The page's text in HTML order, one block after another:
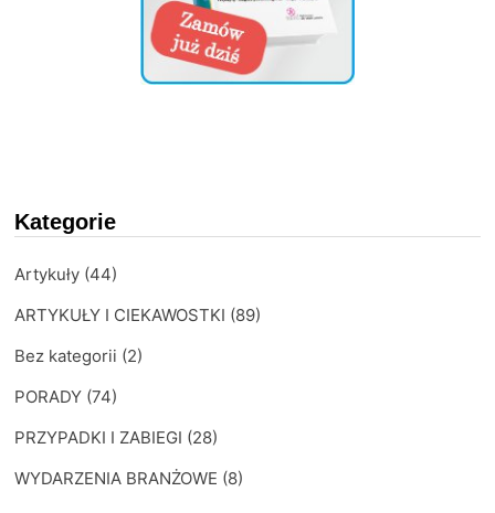
Kategorie
Artykuły(44)
ARTYKUŁY I CIEKAWOSTKI (89)
Bez kategorii (2)
PORADY(74)
PRZYPADKI I ZABIEGI (28)
WYDARZENIA BRANŻOWE (8)